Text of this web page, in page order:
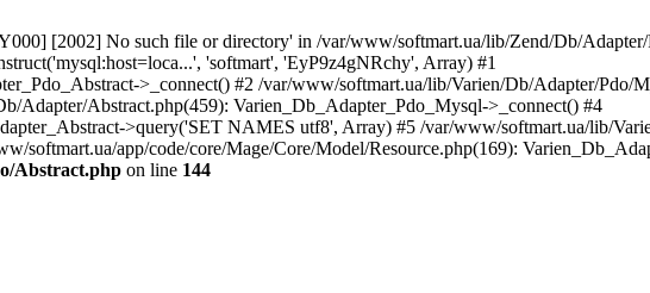
[2002] No such file or directory' in /var/www/softmart.ua/lib/Zend/Db/Adapter/
'softmart', 'EyP9z4gNRchy', Array) #1
>_connect() #2 /var/www/softmart.ua/lib/Varien/Db/Adapter/Pdo/
Adapter/Abstract.php(459): Varien_Db_Adapter_Pdo_Mysql->_connect() #4
>query('SET NAMES utf8', Array) #5 /var/www/softmart.ua/lib/
softmart.ua/app/code/core/Mage/Core/Model/Resource.php(169):
Abstract.php on line 144